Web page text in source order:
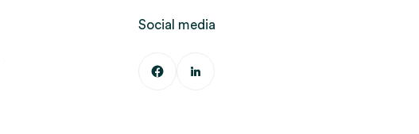
Social media